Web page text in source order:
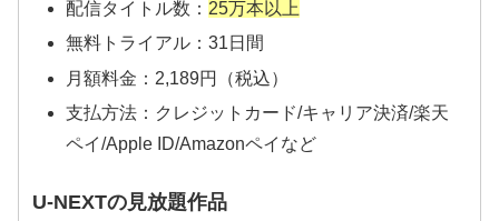
配信タイトル数： 25万本以上
無料トライアル：31日間
月額料金：2,189円（税込）
支払方法：クレジットカード/キャリア決済/楽天
ペイ/Apple ID/Amazonペイなど
U-NEXTの見放題作品